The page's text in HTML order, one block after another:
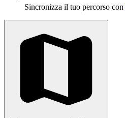
Sincronizza il tuo percorso con